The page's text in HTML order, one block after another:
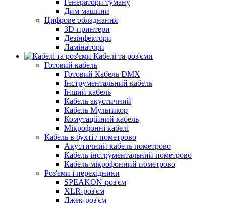
Генератори туману
Дим машини
Цифрове обладнання
3D-принтери
Дезінфектори
Ламінатори
Кабелі та роз'єми
Готовий кабель
Готовий Кабель DMX
Інструментальний кабель
Інший кабель
Кабель акустичний
Кабель Мультикор
Комутаційний кабель
Мікрофонні кабелі
Кабель в бухті / пометрово
Акустичний кабель пометрово
Кабель інструментальний пометрово
Кабель мікрофонний пометрово
Роз'єми і перехідники
SPEAKON-роз'єм
XLR-роз'єм
Джек-роз'єм